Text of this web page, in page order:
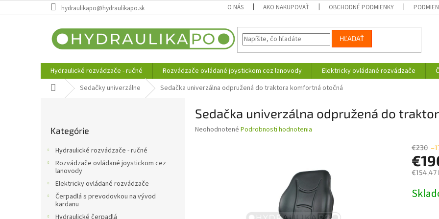
na
hydraulikapo@hydraulikapo.sk O NÁS AKO NAKUPOVAŤ OBCHODNÉ PODMIENKY
HĽADAŤ
Hydraulické rozvádzače - ručné Rozvádzače ovládané joystickom cez lanovody Elektricky ovládané rozvádzače
DomovSedačky univerzálne Sedačka univerzálna odpružená do traktora komfortná otočná
kategórie
Kategórie
Hydraulické rozvádzače - ručné
Rozvádzače ovládané joystickom cez
lanovody
Elektricky ovládané rozvádzače
Čerpadlá s prevodovkou na vývod
kardanu
Hydraulické čerpadlá
Sedačka univerzálna odpružená do
Priemerné
Neohodnotené Podrobnosti hodnotenia
€230
€154,47
cena: